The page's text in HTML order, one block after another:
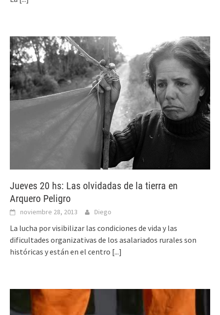
Jueves 20 hs: Las olvidadas de la tierra en
Arquero Peligro
noviembre 28, 2013 Diego
La lucha por visibilizar las condiciones de vida y las
dificultades organizativas de los asalariados rurales son
históricas y están en el centro [...]